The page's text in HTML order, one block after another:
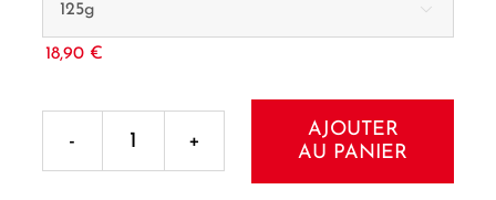

18,90 €
AJOUTER
AU PANIER